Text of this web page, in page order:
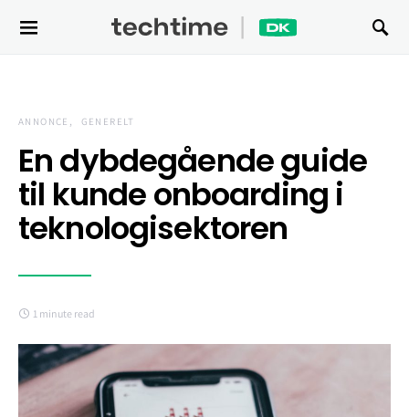
Search for:
ANNONCE GENERELT
En dybdegående guide
til kunde onboarding i
teknologisektoren
1 minute read